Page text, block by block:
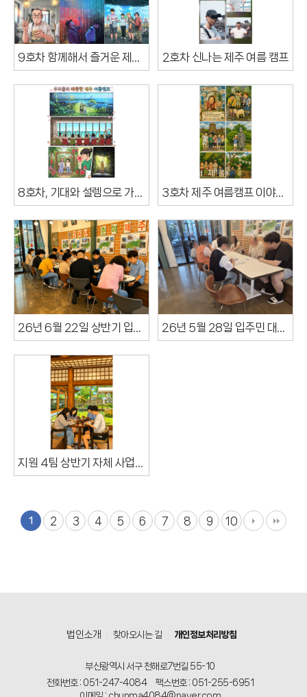
2호차 신나는 제주 여름 캠프
8호차, 기대와 설렘으로 가득했던 2박 3일의 힐링 여정~~ 3호차 제주 여름캠프 이야기 ~
1 2 3 4 5 6 7 8 9 10
법인소개 찾아오시는 길 개인정보처리방침
부산광역시 서구 천해로7번길 55-10
전화번호 : 051-247-4084
팩스번호 : 051-255-6951